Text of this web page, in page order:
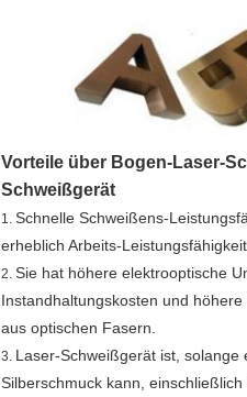
Vorteile über Bogen-Laser-
Schweißgerät
1. Schnelle Schweißens-
erheblich Arbeits-Leistungsfähigkeit.
2. Sie hat höhere elektrooptische
Instandhaltungskosten und
aus optischen Fasern.
3. Laser-Schweißgerät ist, solange
Silberschmuck kann,